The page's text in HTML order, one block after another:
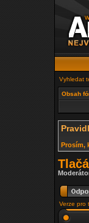
Vyhledat
Obsah
Prosím,
Verze pro